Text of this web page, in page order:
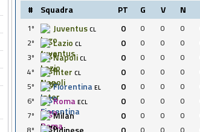
# Squadra PT G V N
1º Juventus CL 0 0 0 0
2º
Lazio CL 0 0 0 0
3º
Napoli CL 0 0 0 0
4º
Inter CL 0 0 0 0
5º
Fiorentina EL 0 0 0 0
6º
Roma ECL 0 0 0 0
7º
Milan 0 0 0 0